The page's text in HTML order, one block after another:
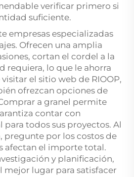
verificar primero si
suficiente.
empresas especializadas
Ofrecen una amplia
cortan el cordel a la
requiera, lo que le ahorra
el sitio web de RIOOP,
ofrezcan opciones de
a granel permite
contar con
todos sus proyectos. Al
pregunte por los costos de
afectan el importe total.
y planificación,
mejor lugar para satisfacer